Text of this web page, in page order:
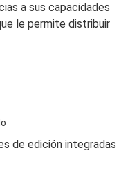
a sus capacidades
le permite distribuir
de edición integradas